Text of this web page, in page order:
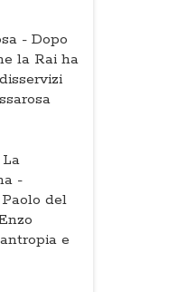
- Dopo
la Rai ha
-
del
e